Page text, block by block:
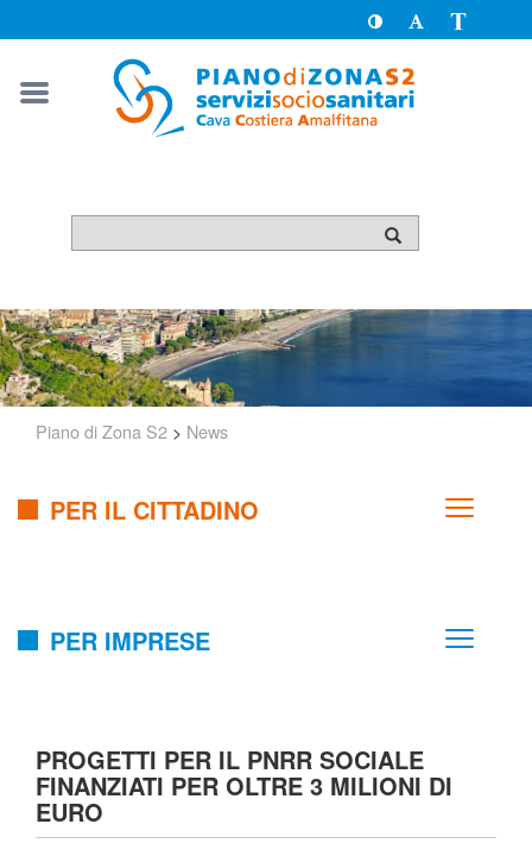
Toggle
High
Contrast
Toggle
Font a
Piano di Zona S2 > News
PER IL CITTADINO
PER IMPRESE
PROGETTI PER IL PNRR SOCIALE
FINANZIATI PER OLTRE 3 MILIONI DI
EURO